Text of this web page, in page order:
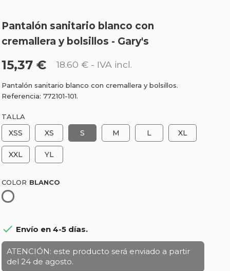
Pantalón sanitario blanco con
cremallera y bolsillos - Gary's
15,37 € 18.60 € - IVA incl.
Pantalón sanitario blanco con cremallera y bolsillos.
Referencia: 772101-101.
TALLA
XSS XS S M L XL
XXL YL
COLOR
Blanco
 Envío en 4-5 días.
ATENCIÓN: este producto será enviado a partir
del 24 de agosto.